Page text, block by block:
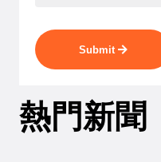
Submit
熱門新聞